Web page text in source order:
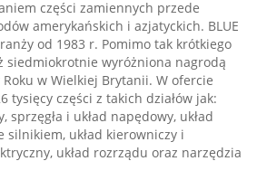
części zamiennych przede
amerykańskich i azjatyckich. BLUE
od 1983 r. Pomimo tak krótkiego
siedmiokrotnie wyróżniona nagrodą
w Wielkiej Brytanii. W ofercie
tysięcy części z takich działów jak:
sprzęgła i układ napędowy, układ
silnikiem, układ kierowniczy i
układ rozrządu oraz narzędzia